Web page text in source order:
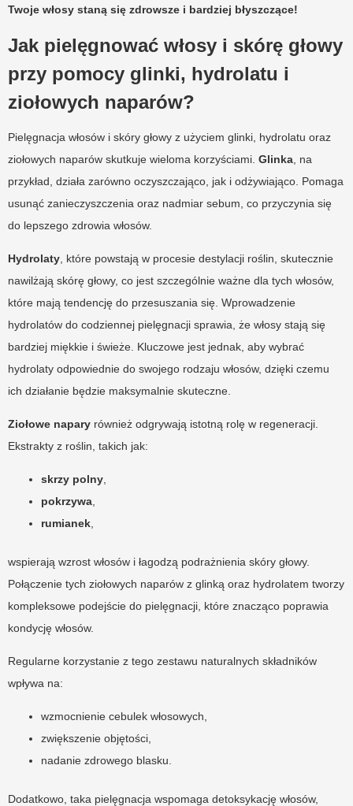
Twoje włosy staną się zdrowsze i bardziej błyszczące!
Jak pielęgnować włosy i skórę głowy
przy pomocy glinki, hydrolatu i
ziołowych naparów?
Pielęgnacja włosów i skóry głowy z użyciem glinki, hydrolatu oraz
ziołowych naparów skutkuje wieloma korzyściami. Glinka , na
przykład, działa zarówno oczyszczająco, jak i odżywiająco. Pomaga
usunąć zanieczyszczenia oraz nadmiar sebum, co przyczynia się
do lepszego zdrowia włosów.
Hydrolaty , które powstają w procesie destylacji roślin, skutecznie
nawilżają skórę głowy, co jest szczególnie ważne dla tych włosów,
które mają tendencję do przesuszania się. Wprowadzenie
hydrolatów do codziennej pielęgnacji sprawia, że włosy stają się
bardziej miękkie i świeże. Kluczowe jest jednak, aby wybrać
hydrolaty odpowiednie do swojego rodzaju włosów, dzięki czemu
ich działanie będzie maksymalnie skuteczne.
Ziołowe napary również odgrywają istotną rolę w regeneracji.
Ekstrakty z roślin, takich jak:
skrzy polny
pokrzywa
rumianek
wspierają wzrost włosów i łagodzą podrażnienia skóry głowy.
Połączenie tych ziołowych naparów z glinką oraz hydrolatem tworzy
kompleksowe podejście do pielęgnacji, które znacząco poprawia
kondycję włosów.
Regularne korzystanie z tego zestawu naturalnych składników
wpływa na:
wzmocnienie cebulek włosowych,
zwiększenie objętości,
nadanie zdrowego blasku.
Dodatkowo, taka pielęgnacja wspomaga detoksykację włosów,